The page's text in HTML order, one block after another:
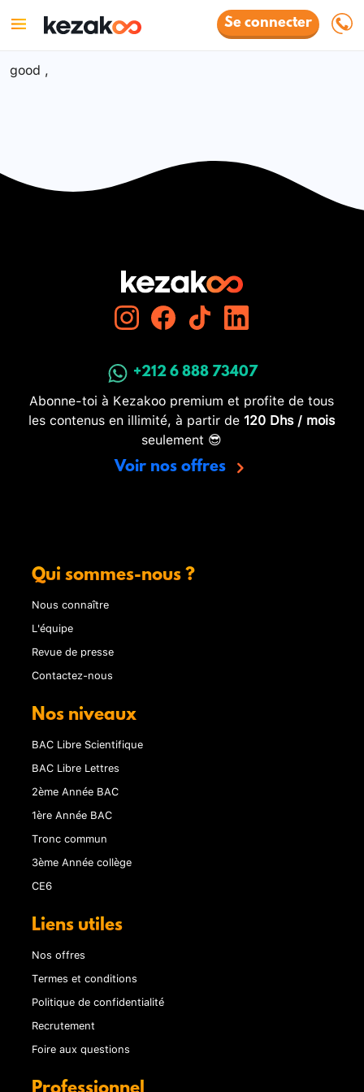
Se connecter
good ,
+212 6 888 73407
Abonne-toi à Kezakoo premium et profite de tous
les contenus en illimité, à partir de 120 Dhs / mois
seulement 😎
Voir nos offres
Qui sommes-nous ?
Nous connaître
L'équipe
Revue de presse
Contactez-nous
Nos niveaux
BAC Libre Scientifique
BAC Libre Lettres
2ème Année BAC
1ère Année BAC
Tronc commun
3ème Année collège
CE6
Liens utiles
Nos offres
Termes et conditions
Politique de confidentialité
Recrutement
Foire aux questions